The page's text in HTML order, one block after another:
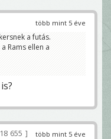
több mint 5 éve
a futás.
Rams ellen a
több mint 5 éve
18 655